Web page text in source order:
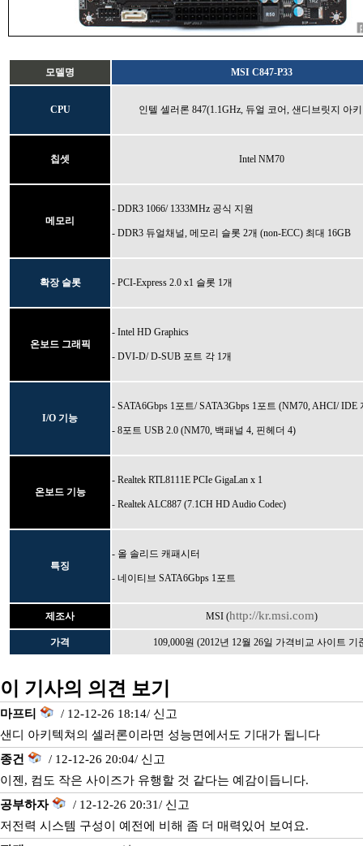
모델명 MSI C847-P33
CPU 인텔 셀러론 847(1.1GHz, 듀얼 코어, 샌디브릿지 아
칩셋 Intel NM70
메모리
- DDR3 1066/ 1333MHz 공식 지원
- DDR3 듀얼채널, 메모리 슬롯 2개 (non-ECC) 최대 16GB
확장 슬롯 - PCI-Express 2.0 x1 슬롯 1개
온보드 그래픽
- Intel HD Graphics
- DVI-D/ D-SUB 포트 각 1개
I/O 기능
- SATA6Gbps 1포트/ SATA3Gbps 1포트 (NM70, AHCI/ IDE
- 8포트 USB 2.0 (NM70, 백패널 4, 핀헤더 4)
온보드 기능
- Realtek RTL8111E PCIe GigaLan x 1
- Realtek ALC887 (7.1CH HD Audio Codec)
특징
- 올 솔리드 캐패시터
- 네이티브 SATA6Gbps 1포트
제조사 MSI (http://kr.msi.com)
가격 109,000원 (2012년 12월 26일 가격비교 사이트 기
이 기사의 의견 보기
마프티 / 12-12-26 18:14/ 신고
샌디 아키텍쳐의 셀러론이라면 성능면에서도 기대가 됩니다
종건
/ 12-12-26 20:04/ 신고
이젠, 컴도 작은 사이즈가 유행할 것 같다는 예감이듭니다.
공부하자
/ 12-12-26 20:31/ 신고
저전력 시스템 구성이 예전에 비해 좀 더 매력있어 보여요.